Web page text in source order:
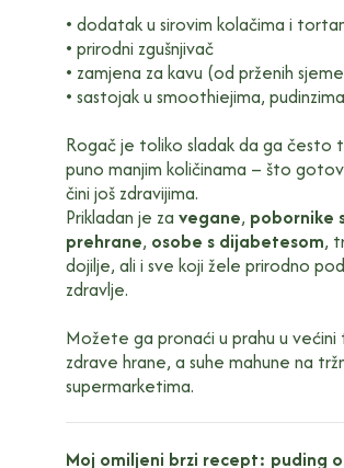
• dodatak u sirovim kolačima i
• prirodni zgušnjivač
• zamjena za kavu (od prženih
• sastojak u smoothiejima,
Rogač je toliko sladak da ga često
puno manjim količinama – što
čini još zdravijima.
Prikladan je za vegane, pobornike
prehrane, osobe s dijabetesom,
dojilje, ali i sve koji žele prirodno
zdravlje.
Možete ga pronaći u prahu u većini
zdrave hrane, a suhe mahune na
supermarketima.
Moj omiljeni brzi recept: puding